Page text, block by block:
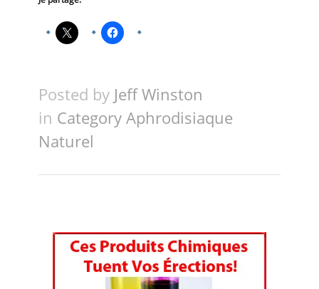
Posted by Jeff Winston
in Category Aphrodisiaque
Naturel